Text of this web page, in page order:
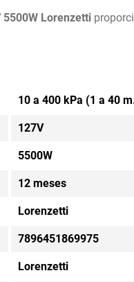
5500W Lorenzetti
10 a 400 kPa (1 a 40
127V
5500W
12 meses
Lorenzetti
7896451869975
Lorenzetti